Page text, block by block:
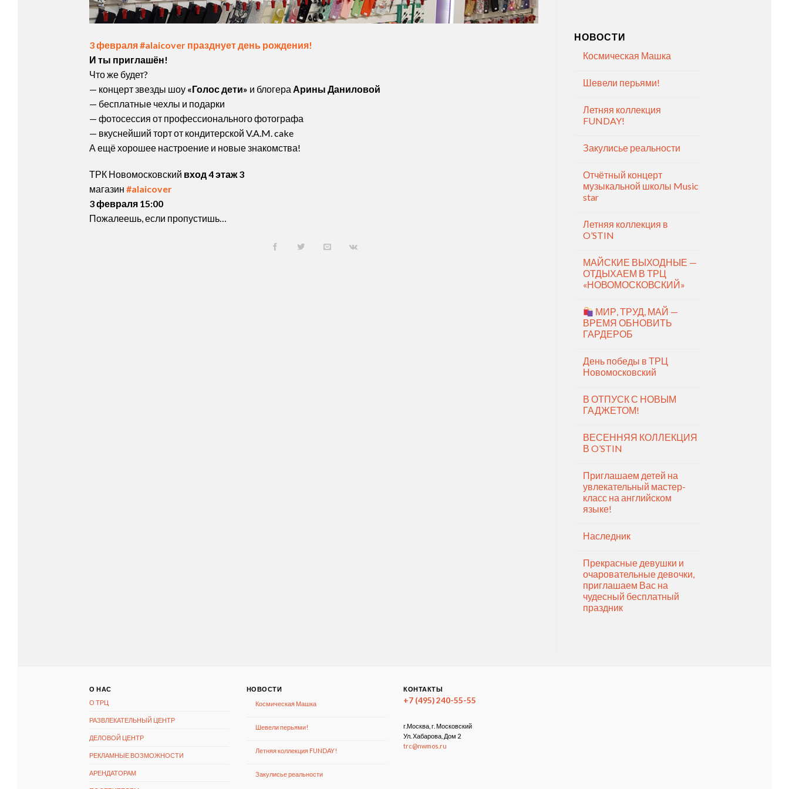
3 февраля #alaicover празднует день рождения!
И ты приглашён!
Что же будет?
— концерт звезды шоу «Голос дети» и блогера Арины Даниловой
— бесплатные чехлы и подарки
— фотосессия от профессионального фотографа
— вкуснейший торт от кондитерской V.A.M. cake
А ещё хорошее настроение и новые знакомства!
ТРК Новомосковский вход 4 этаж 3
магазин #alaicover
3 февраля 15:00
Пожалеешь, если пропустишь…
НОВОСТИ
Космическая Машка
Шевели перьями!
Летняя коллекция
FUNDAY!
Закулисье реальности
Отчётный концерт
музыкальной школы Music
star
Летняя коллекция в
O’STIN
МАЙСКИЕ ВЫХОДНЫЕ —
ОТДЫХАЕМ В ТРЦ
«НОВОМОСКОВСКИЙ»
МИР, ТРУД, МАЙ —
ВРЕМЯ ОБНОВИТЬ
ГАРДЕРОБ
День победы в ТРЦ
Новомосковский
В ОТПУСК С НОВЫМ
ГАДЖЕТОМ!
ВЕСЕННЯЯ КОЛЛЕКЦИЯ
В O’STIN
Приглашаем детей на
увлекательный мастер-
класс на английском
языке!
Наследник
Прекрасные девушки и
очаровательные девочки,
приглашаем Вас на
чудесный бесплатный
праздник
О НАС
О ТРЦ
РАЗВЛЕКАТЕЛЬНЫЙ ЦЕНТР
ДЕЛОВОЙ ЦЕНТР
РЕКЛАМНЫЕ ВОЗМОЖНОСТИ
АРЕНДАТОРАМ
НОВОСТИ
Космическая Машка
Шевели перьями!
Летняя коллекция FUNDAY!
Закулисье реальности
КОНТАКТЫ
+7 (495) 240-55-55
г.Москва, г. Московский
Ул. Хабарова, Дом 2
trc@nwmos.ru